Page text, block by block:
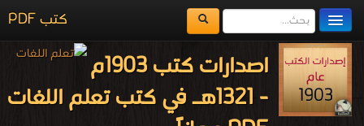
كتب PDF
مكتبة الكتب
المكتبات
يُقرأ حالياً
اصدارات كتب 1903م
- 1321هـ في كتب تعلم اللغات